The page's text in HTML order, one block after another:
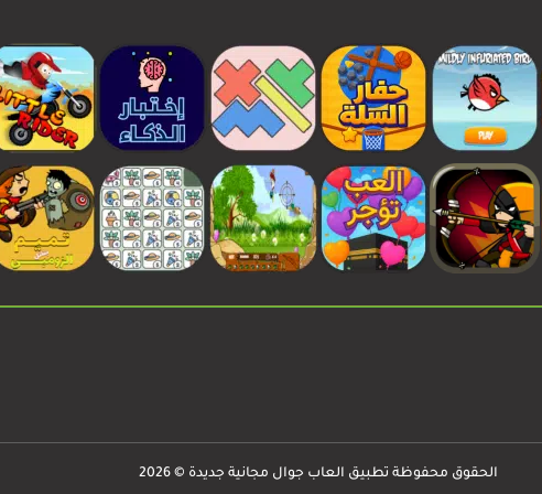
الحقوق محفوظة تطبيق العاب جوال مجانية جديدة © 2026